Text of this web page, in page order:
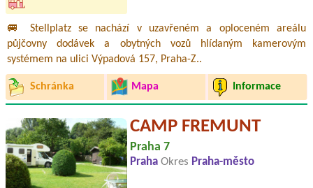
🚐 Stellplatz se nachází v uzavřeném a oploceném areálu
půjčovny dodávek a obytných vozů hlídaným kamerovým
systémem na ulici Výpadová 157, Praha-Z..
Schránka Mapa Informace
CAMP FREMUNT
Praha 7
Praha Okres Praha-město